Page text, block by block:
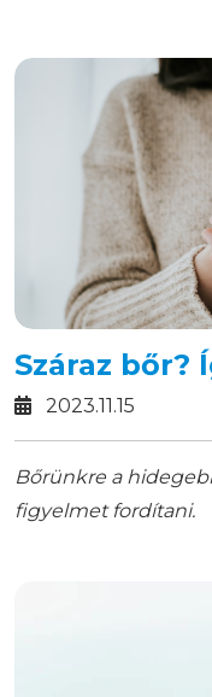
Száraz bőr?
2023.11.15
Bőrünkre a
figyelmet fordítani.